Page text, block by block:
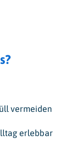
vermeiden
erlebbar